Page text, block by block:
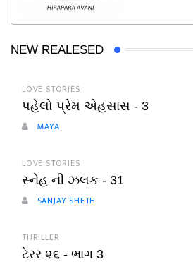
NEW REALESED
LOVE STORIES
પહેલો પ્રેમ એહસાસ - 3
MAYA
LOVE STORIES
સ્નેહ ની ઝલક - 31
SANJAY SHETH
THRILLER
ટેરર ૨૬ - ભાગ 3